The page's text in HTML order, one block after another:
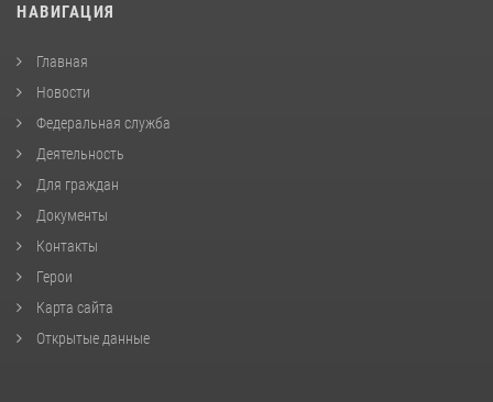
НАВИГАЦИЯ
Главная
Новости
Федеральная служба
Деятельность
Для граждан
Документы
Контакты
Герои
Карта сайта
Открытые данные